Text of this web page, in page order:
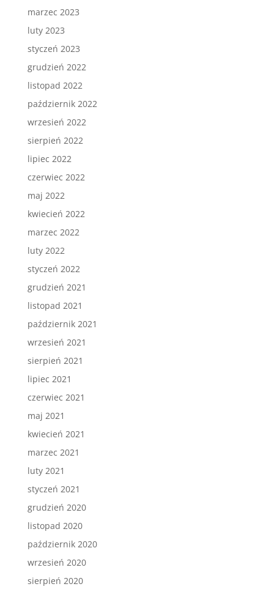
marzec 2023
luty 2023
styczeń 2023
grudzień 2022
listopad 2022
październik 2022
wrzesień 2022
sierpień 2022
lipiec 2022
czerwiec 2022
maj 2022
kwiecień 2022
marzec 2022
luty 2022
styczeń 2022
grudzień 2021
listopad 2021
październik 2021
wrzesień 2021
sierpień 2021
lipiec 2021
czerwiec 2021
maj 2021
kwiecień 2021
marzec 2021
luty 2021
styczeń 2021
grudzień 2020
listopad 2020
październik 2020
wrzesień 2020
sierpień 2020